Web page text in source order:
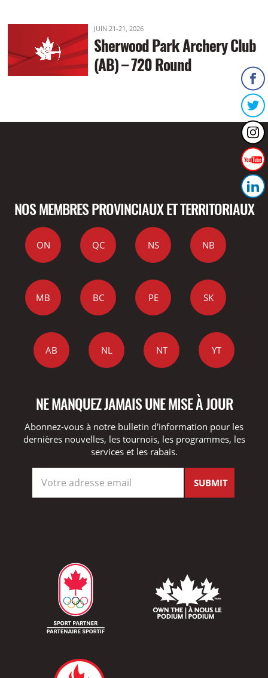
JUIN 21-21, 2026
Sherwood Park Archery Club
(AB) – 720 Round
NOS MEMBRES PROVINCIAUX ET TERRITORIAUX
ON QC NS NB
MB BC PE SK
AB NL NT YT
NE MANQUEZ JAMAIS UNE MISE À JOUR
Abonnez-vous à notre bulletin d'information pour les
dernières nouvelles, les tournois, les programmes, les
services et les rabais.